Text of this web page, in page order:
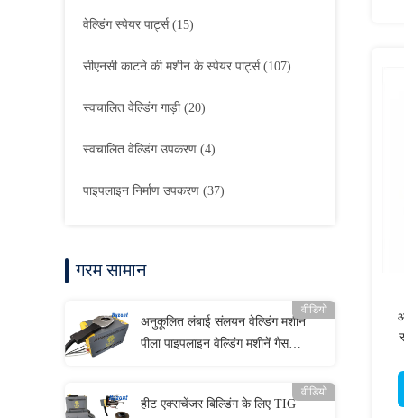
वेल्डिंग स्पेयर पार्ट्स(15)
सीएनसी काटने की मशीन के स्पेयर पार्ट्स(107)
स्वचालित वेल्डिंग गाड़ी(20)
स्वचालित वेल्डिंग उपकरण (4)
पाइपलाइन निर्माण उपकरण (37)
गरम सामान
वीडियो
अनुकूलित लंबाई संलयन वेल्डिंग मशीन
पीला पाइपलाइन वेल्डिंग मशीनें गैस
वीडियो
हीट एक्सचेंजर बिल्डिंग के लिए TIG